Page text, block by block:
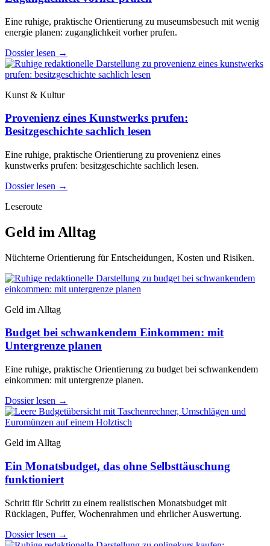
Eine ruhige, praktische Orientierung zu museumsbesuch mit wenig
energie planen: zuganglichkeit vorher prufen.
Dossier lesen →
Kunst & Kultur
Provenienz eines Kunstwerks prufen:
Besitzgeschichte sachlich lesen
Eine ruhige, praktische Orientierung zu provenienz eines
kunstwerks prufen: besitzgeschichte sachlich lesen.
Dossier lesen →
Leseroute
Geld im Alltag
Nüchterne Orientierung für Entscheidungen, Kosten und Risiken.
Geld im Alltag
Budget bei schwankendem Einkommen: mit
Untergrenze planen
Eine ruhige, praktische Orientierung zu budget bei schwankendem
einkommen: mit untergrenze planen.
Dossier lesen →
Geld im Alltag
Ein Monatsbudget, das ohne Selbsttäuschung
funktioniert
Schritt für Schritt zu einem realistischen Monatsbudget mit
Rücklagen, Puffer, Wochenrahmen und ehrlicher Auswertung.
Dossier lesen →